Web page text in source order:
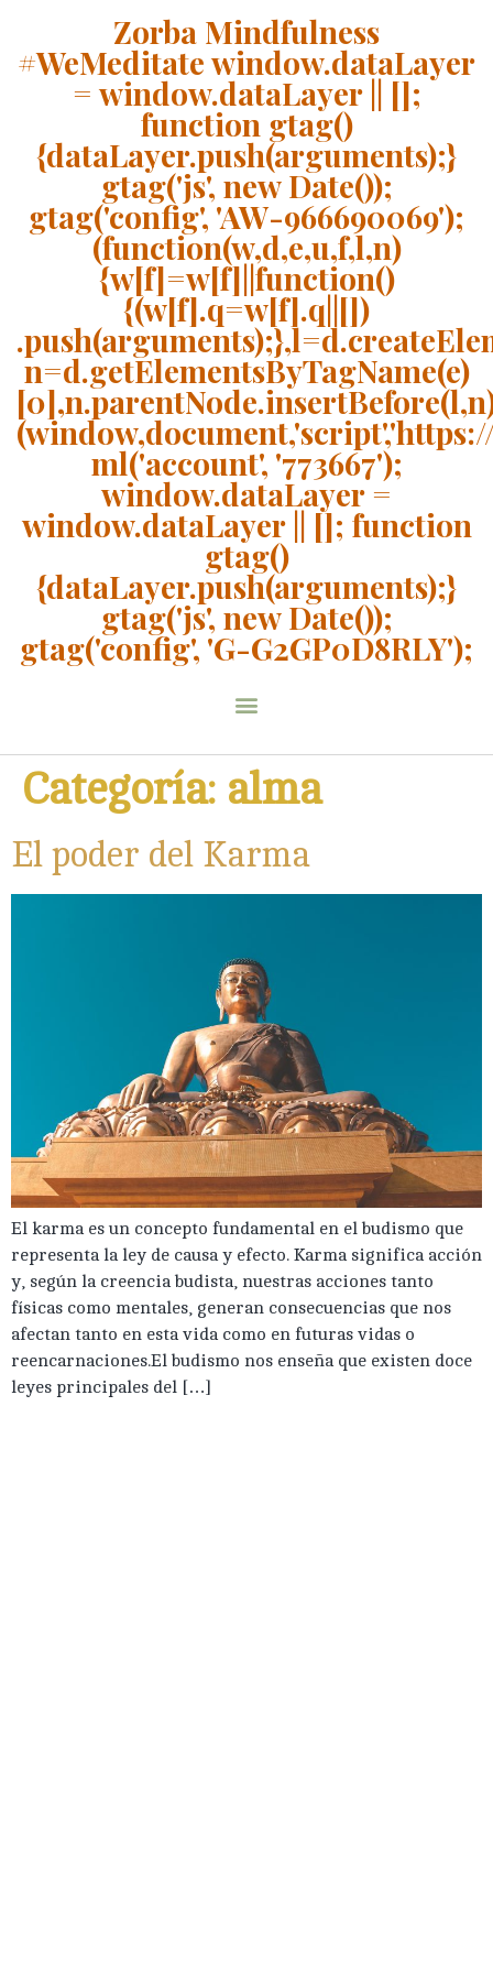
Zorba Mindfulness
#WeMeditatewindow.dataLayer
= window.dataLayer || [];
function gtag()
{dataLayer.push(arguments);}
gtag('js', new Date());
gtag('config', 'AW-966690069');
(function(w,d,e,u,f,l,n)
{w[f]=w[f]||function()
{(w[f].q=w[f].q||[])
n=d.getElementsByTagName(e)
ml('account', '773667');
window.dataLayer =
window.dataLayer || []; function
gtag()
{dataLayer.push(arguments);}
gtag('js', new Date());
gtag('config', 'G-G2GP0D8RLY');
Categoría: alma
El poder del Karma
El karma es un concepto fundamental en el budismo que
representa la ley de causa y efecto. Karma significa acción
y, según la creencia budista, nuestras acciones tanto
físicas como mentales, generan consecuencias que nos
afectan tanto en esta vida como en futuras vidas o
reencarnaciones.El budismo nos enseña que existen doce
leyes principales del […]